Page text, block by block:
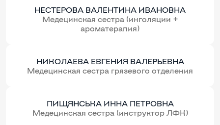
НЕСТЕРОВА ВАЛЕНТИНА ИВАНОВНА
Медецинская сестра (инголяции +
ароматерапия)
НИКОЛАЕВА ЕВГЕНИЯ ВАЛЕРЬЕВНА
Медецинская сестра грязевого отделения
ПИЩЯНСЬКА ИННА ПЕТРОВНА
Медецинская сестра (инструктор ЛФК)